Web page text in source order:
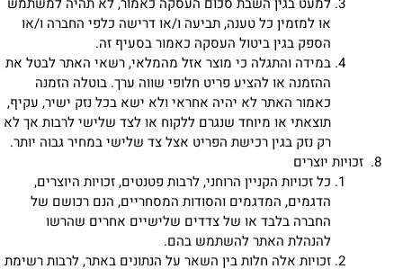
או למזמין כל טענה, תביעה ו/או דרישה כלפי החברה ו/או
הספק בגין ביטול העסקה כאמור בסעיף זה.
במידה והתגלה כי מוצר אזל מהמלאי, רשאי האתר לבטל את
ההזמנה או להציע פריט חלופי שווה ערך. בוטלה הזמנה
כאמור האתר לא יהיה אחראי ולא ישא בכל נזק ישיר, עקיף,
תוצאתי או מיוחד שנגרם ללקוח או לצד שלישי לרבות אך לא
רק נזק בגין רכישת הפריט אצל צד שלישי במחיר גבוה יותר.
זכויות יוצרים
כל זכויות הקניין הרוחני, לרבות פטנטים, זכויות היוצרים,
הדגמים, המדגמים והסודות המסחריים, הנם רכושם של
החברה בלבד או של צדדים שלישיים אחרים שהרשו
להנהלת האתר להשתמש בהם.
זכויות אלה חלות בין השאר על הנתונים באתר, לרבות רשימת